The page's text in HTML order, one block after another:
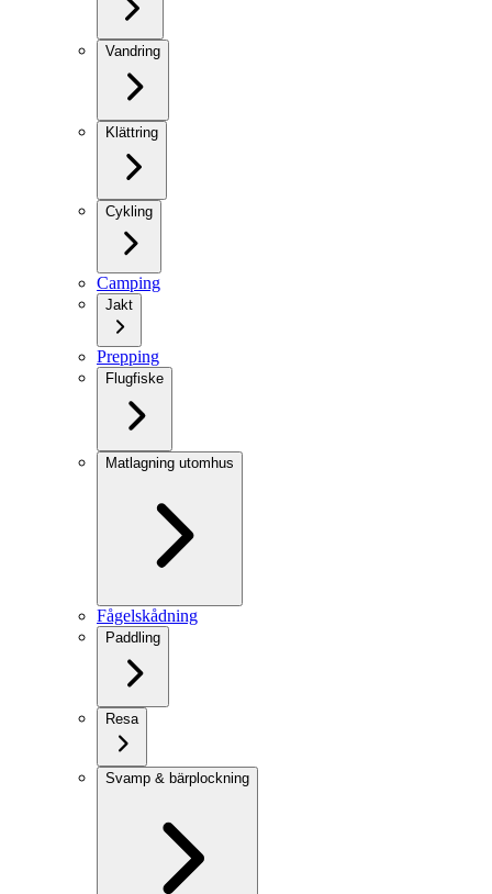
Vandring
Klättring
Cykling
Camping
Jakt
Prepping
Flugfiske
Matlagning utomhus
Fågelskådning
Paddling
Resa
Svamp & bärplockning